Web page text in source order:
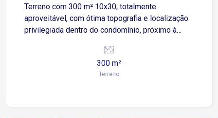
Terreno com 300 m² 10x30, totalmente
aproveitável, com ótima topografia e localização
privilegiada dentro do condomínio, próximo à
metros de profundidade Terreno plano e bem
300 m²
Terreno